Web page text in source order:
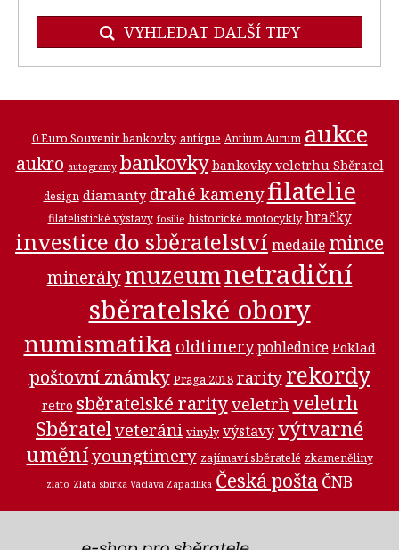
VYHLEDAT DALŠÍ TIPY
0 Euro Souvenir bankovky antique Antium Aurum aukce
aukro autogramy bankovky bankovky veletrhu Sběratel
design diamanty drahé kamenyfilatelie
filatelistické výstavy fosilie historické motocykly hračky
investice do sběratelství medaile mince
minerálymuzeumnetradiční
sběratelské obory
numismatika oldtimery pohlednice Poklad
poštovní známky Praga 2018 rarity rekordy
retro sběratelské rarityveletrhveletrh
Sběratelveteráni vinyly výstavyvýtvarné
uměníyoungtimery zajímaví sběratelé zkameněliny
zlato Zlatá sbírka Václava Zapadlíka Česká pošta ČNB